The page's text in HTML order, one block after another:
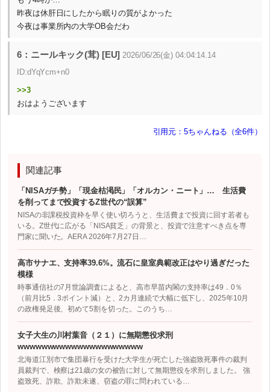
昨夜は休肝日にしたから眠りの質がよかった
今夜は事業所内の大学OB会だわ
6：ニールキック(茸) [EU] 2026/06/26(金) 04:04:14.14
ID:dYqYcm+n0
>>3
おはようございます
引用元：5ちゃんねる（全6件）
関連記事
「NISAガチ勢」「現金枯渇民」「オルカン・ニート」… 生活費
を削ってまで投資するZ世代の“誤算”
NISAの非課税投資枠を早く使い切ろうと、生活費まで投資に回す若者も
いる。Z世代に広がる「NISA貧乏」の背景と、投資で注意すべき点を専
門家に聞いた。AERA 2026年7月27日…
高市サナエ、支持率39.6%。流石に皇室典範改正はやり過ぎだった
模様
時事通信社の7月世論調査によると、高市早苗内閣の支持率は49．0％
（前月比5．3ポイント減）と、2カ月連続で大幅に低下し、2025年10月
の政権発足後、初めて5割を切った。このうち…
女子大生の川村葉音（２１）に無期懲役求刑
wwwwwwwwwwwwwwwwwwwww
北海道江別市で集団暴行を受けた大学生が死亡した強盗致死事件の裁判
員裁判で、検察は21歳の女の被告に対して無期懲役を求刑しました。 強
盗致死、詐欺、詐欺未遂、窃盗の罪に問われている…